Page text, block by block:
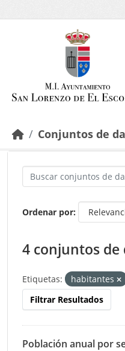
Conjuntos de
Ordenar por
4 conjuntos
Etiquetas: habitantes
Filtrar Resultados
Población anual por